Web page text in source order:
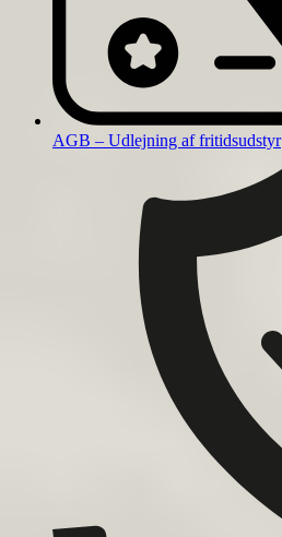
AGB – Udlejning af fritidsudstyr